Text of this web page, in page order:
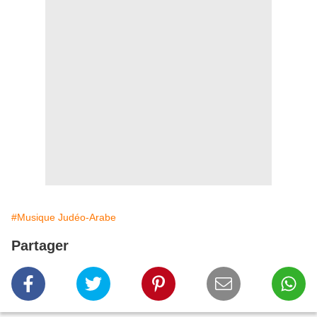
#Musique Judéo-Arabe
Partager